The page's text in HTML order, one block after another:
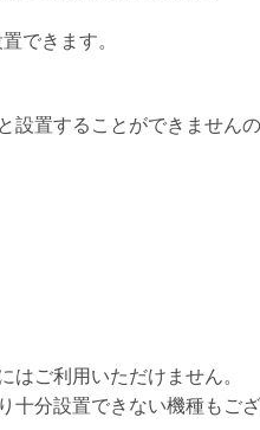
できます。
置することができませんの
ご利用いただけません。
分設置できない機種もござ